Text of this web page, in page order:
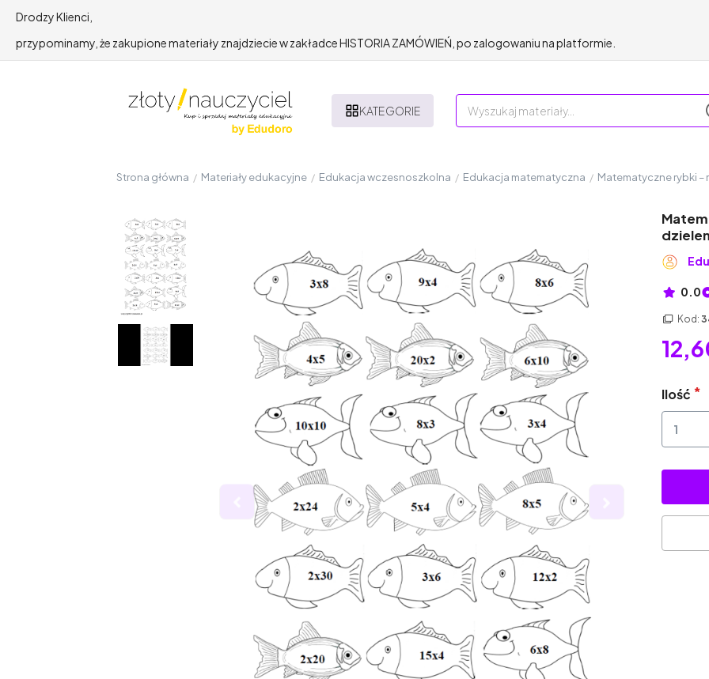
Drodzy Klienci,
przypominamy, że zakupione materiały znajdziecie w zakładce HISTORIA ZAMÓWIEŃ, po zalogowaniu na platformie.
KATEGORIE
Strona główna / Materiały edukacyjne / Edukacja wczesnoszkolna / Edukacja matematyczna / Matematyczne rybki –
0.0
Kod:
Ilość